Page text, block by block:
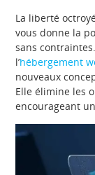
La liberté
vous donne la
sans
l’hébergement
nouveaux
Elle élimine les
encourageant